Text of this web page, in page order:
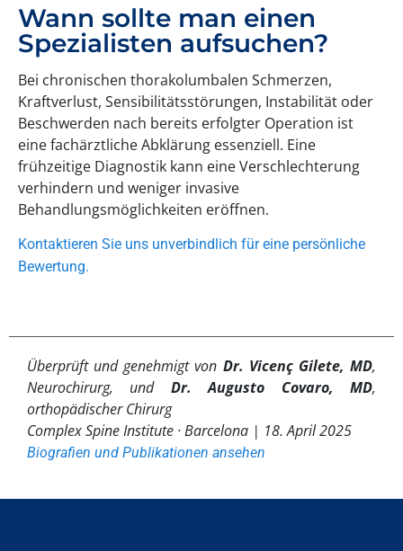
Wann sollte man einen
Spezialisten aufsuchen?
Bei chronischen thorakolumbalen Schmerzen,
Kraftverlust, Sensibilitätsstörungen, Instabilität oder
Beschwerden nach bereits erfolgter Operation ist
eine fachärztliche Abklärung essenziell. Eine
frühzeitige Diagnostik kann eine Verschlechterung
verhindern und weniger invasive
Behandlungsmöglichkeiten eröffnen.
Kontaktieren Sie uns unverbindlich für eine persönliche
Bewertung.
Überprüft und genehmigt von Dr. Vicenç Gilete, MD,
Neurochirurg, und Dr. Augusto Covaro, MD,
orthopädischer Chirurg
Complex Spine Institute · Barcelona | 18. April 2025
Biografien und Publikationen ansehen